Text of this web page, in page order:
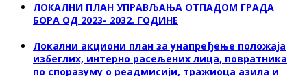
ЛОКАЛНИ ПЛАН УПРАВЉАЊА ОТПАДОМ ГРАДА
БОРА ОД 2023- 2032. ГОДИНЕ
Локални акциони план за унапређење положаја
избеглих, интерно расељених лица, повратника
по споразуму о реадмисији, тражиоца азила и